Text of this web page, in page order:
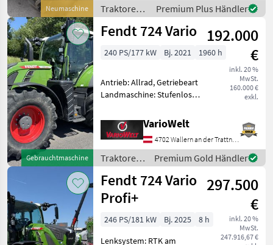
Neumaschine
Turbolader, Bolzengröße
Anhängevorr
Traktoren /
Fendt
Premium Plus Händler
Gebrauchtmaschine
Fendt 724 Vario 192.000
€
inkl. 20 %
MwSt.
160.000 €
exkl.
240 PS/177 kW Bj. 2021 1960 h
Antrieb: Allrad, Getriebeart
Landmaschine: Stufenloses
Zapfwellendrehzahl:
540/540E/1000/1000E,
Höchstgeschwindigkeit in
km/h: 50 km/h, Aufla
VarioWelt
4702 Wallern an der Trattnach
Traktoren
/ Fendt
Premium Gold Händler
Fendt 724 Vario
Profi+
297.500
€
inkl. 20 %
MwSt.
247.916,67 €
246 PS/181 kW Bj. 2025
8 h
Lenksystem: RTK am